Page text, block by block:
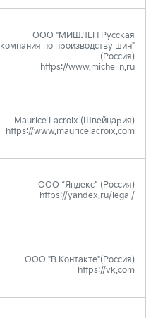
ООО "МИШЛЕН Русская
компания по производству шин"
(Россия)
https://www.michelin.ru
Maurice Lacroix (Швейцария)
https://www.mauricelacroix.com
ООО “Яндекс” (Россия)
https://yandex.ru/legal/
ООО "В Контакте"(Россия)
https://vk.com